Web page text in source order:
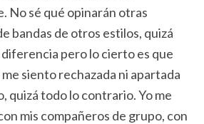
No sé qué opinarán otras
bandas de otros estilos, quizá
diferencia pero lo cierto es que
siento rechazada ni apartada
quizá todo lo contrario. Yo me
mis compañeros de grupo, con